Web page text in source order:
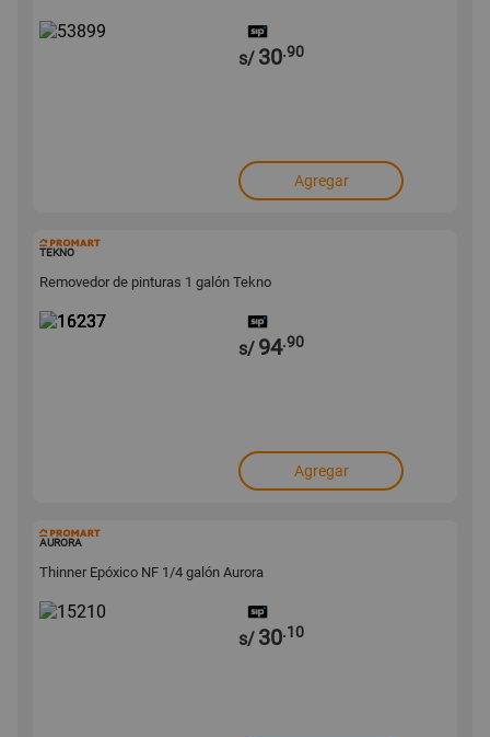
s/ 30.90
Agregar
TEKNO
Removedor de pinturas 1 galón Tekno
s/ 94.90
Agregar
AURORA
Thinner Epóxico NF 1/4 galón Aurora
s/ 30.10